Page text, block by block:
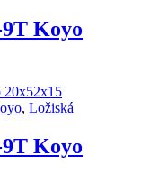
Koyo
, Ložiská
Koyo